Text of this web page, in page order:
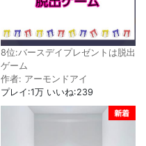
8位:バースデイプレゼントは脱出
ゲーム
作者: アーモンドアイ
プレイ:1万 いいね:239